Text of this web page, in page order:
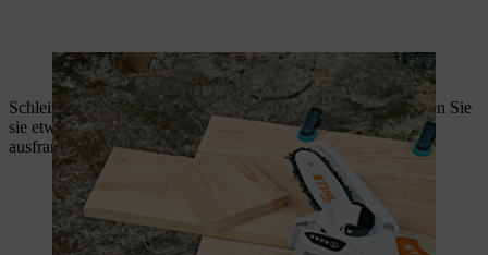
Den Eingang für Ihr Igelhaus sägen Sie aus einem Holzbrett.
Schleifen Sie die Sägekanten mit Schleifpapier glatt und runden Sie
sie etwas ab. So werden die Kanten am Igelhaus später nicht
ausfransen und stellen keine Gefahr für die Tiere dar.